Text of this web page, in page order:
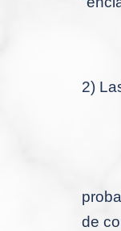
2)
de